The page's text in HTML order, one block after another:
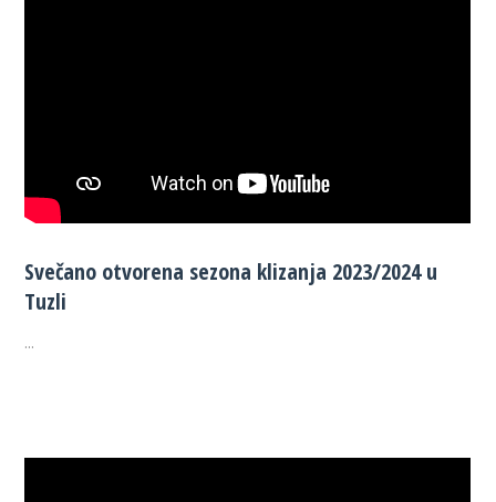
Svečano otvorena sezona klizanja 2023/2024 u
Tuzli
...